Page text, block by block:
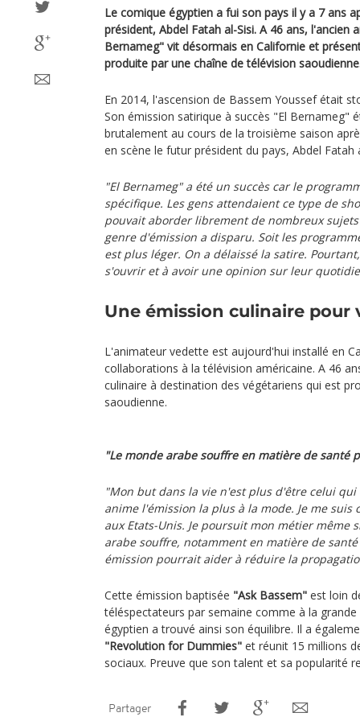
Le comique égyptien a fui son pays il y a 7 ans
président, Abdel Fatah al-Sisi. A 46 ans, l'ancien
Bernameg" vit désormais en Californie et
produite par une chaîne de télévision
En 2014, l'ascension de Bassem Youssef était
Son émission satirique à succès "El Bernameg"
brutalement au cours de la troisième saison
en scène le futur président du pays, Abdel Fatah
"El Bernameg" a été un succès car le
spécifique. Les gens attendaient ce type de
pouvait aborder librement de nombreux
genre d'émission a disparu. Soit les
est plus léger. On a délaissé la satire.
s'ouvrir et à avoir une opinion sur leur
Une émission culinaire pour
L'animateur vedette est aujourd'hui installé en
collaborations à la télévision américaine. A 46
culinaire à destination des végétariens qui est
saoudienne.
"Le monde arabe souffre en matière de santé
"Mon but dans la vie n'est plus d'être celui
anime l'émission la plus à la mode. Je me
aux Etats-Unis. Je poursuit mon métier même
arabe souffre, notamment en matière de
émission pourrait aider à réduire la
Cette émission baptisée "Ask Bassem" est loin
téléspectateurs par semaine comme à la
égyptien a trouvé ainsi son équilibre. Il a
"Revolution for Dummies" et réunit 15 millions
sociaux. Preuve que son talent et sa popularité
Partager